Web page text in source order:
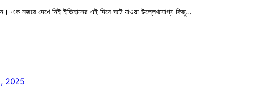
এক নজরে দেখে নিই ইতিহাসের এই দিনে ঘটে যাওয়া উল্লেখযোগ্য কিছু…
2025